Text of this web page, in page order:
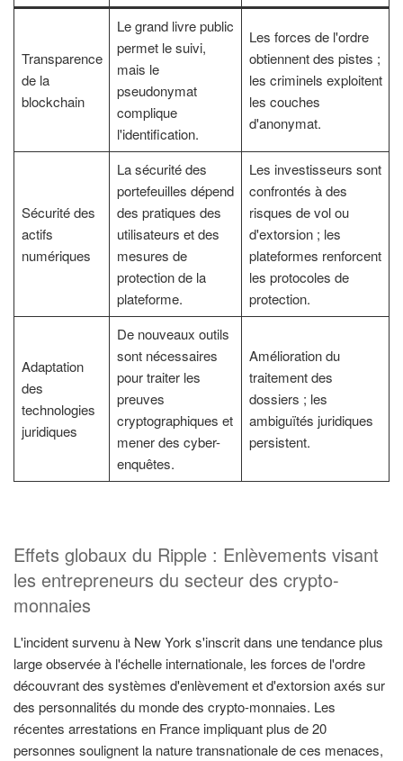
Transparence
de la
blockchain
Le grand livre public
permet le suivi,
mais le
pseudonymat
complique
l'identification.
Les forces de l'ordre
obtiennent des pistes ;
les criminels exploitent
les couches
d'anonymat.
Sécurité des
actifs
numériques
La sécurité des
portefeuilles dépend
des pratiques des
utilisateurs et des
mesures de
protection de la
plateforme.
Les investisseurs sont
confrontés à des
risques de vol ou
d'extorsion ; les
plateformes renforcent
les protocoles de
protection.
Adaptation
des
technologies
juridiques
De nouveaux outils
sont nécessaires
pour traiter les
preuves
cryptographiques et
mener des cyber-
enquêtes.
Amélioration du
traitement des
dossiers ; les
ambiguïtés juridiques
persistent.
Effets globaux du Ripple : Enlèvements visant
les entrepreneurs du secteur des crypto-
monnaies
L'incident survenu à New York s'inscrit dans une tendance plus
large observée à l'échelle internationale, les forces de l'ordre
découvrant des systèmes d'enlèvement et d'extorsion axés sur
des personnalités du monde des crypto-monnaies. Les
récentes arrestations en France impliquant plus de 20
personnes soulignent la nature transnationale de ces menaces,